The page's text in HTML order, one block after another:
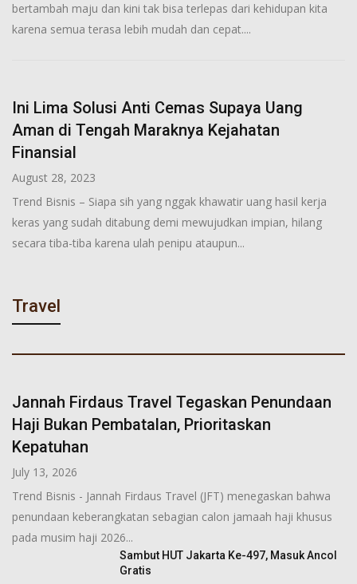
bertambah maju dan kini tak bisa terlepas dari kehidupan kita
karena semua terasa lebih mudah dan cepat....
Ini Lima Solusi Anti Cemas Supaya Uang
Aman di Tengah Maraknya Kejahatan
Finansial
August 28, 2023
Trend Bisnis – Siapa sih yang nggak khawatir uang hasil kerja
keras yang sudah ditabung demi mewujudkan impian, hilang
secara tiba-tiba karena ulah penipu ataupun...
Travel
Jannah Firdaus Travel Tegaskan Penundaan
Haji Bukan Pembatalan, Prioritaskan
Kepatuhan
July 13, 2026
Trend Bisnis - Jannah Firdaus Travel (JFT) menegaskan bahwa
penundaan keberangkatan sebagian calon jamaah haji khusus
pada musim haji 2026...
Sambut HUT Jakarta Ke-497, Masuk Ancol
Gratis